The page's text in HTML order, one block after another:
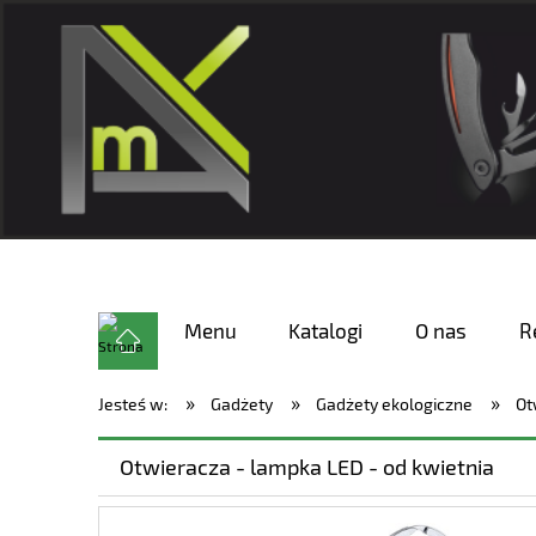
Menu Katalogi O nas
Jesteś w: » Gadżety » Gadżety ekologiczne »
Otwieracza - lampka LED - od kwietnia